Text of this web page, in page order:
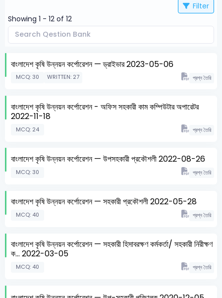
Filter
Showing 1 - 12 of 12
বাংলাদেশ কৃষি উন্নয়ন কর্পোরেশন — ড্রাইভার 2023-05-06
MCQ: 30 WRITTEN: 27 প্রশ্ন তৈরি
বাংলাদেশ কৃষি উন্নয়ন কর্পোরেশন - অফিস সহকারী কাম কম্পিউটার অপারেটর
2022-11-18
MCQ: 24 প্রশ্ন তৈরি
বাংলাদেশ কৃষি উন্নয়ন কর্পোরেশন — উপসহকারী প্রকৌশলী 2022-08-26
MCQ: 30 প্রশ্ন তৈরি
বাংলাদেশ কৃষি উন্নয়ন কর্পোরেশন — সহকারী প্রকৌশলী 2022-05-28
MCQ: 40 প্রশ্ন তৈরি
বাংলাদেশ কৃষি উন্নয়ন কর্পোরেশন — সহকারী হিসাবরক্ষণ কর্মকর্তা/ সহকারী নিরীক্ষণ
ক... 2022-03-05
MCQ: 40 প্রশ্ন তৈরি